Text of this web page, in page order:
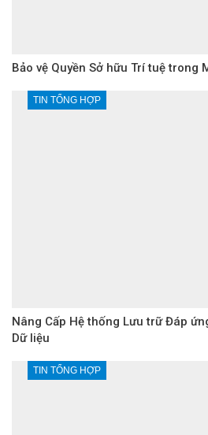
Bảo vệ Quyền Sở hữu Trí tuệ trong
TIN TỔNG HỢP
Nâng Cấp Hệ thống Lưu trữ Đáp
Dữ liệu
TIN TỔNG HỢP